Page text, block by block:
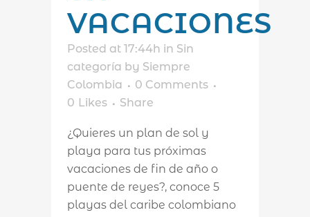
VACACIONES
Posted at 17:44h in Sin
categoría by Siempre
Colombia
0 Comments
0 Likes Share
¿Quieres un plan de sol y
playa para tus próximas
vacaciones de fin de año o
puente de reyes?, conoce 5
playas del caribe colombiano